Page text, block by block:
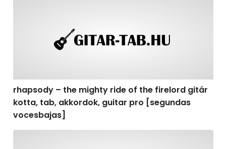
rhapsody – the mighty ride of the firelord gitár
kotta, tab, akkordok, guitar pro [segundas
vocesbajas]